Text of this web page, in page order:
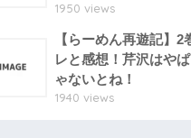
1950 views
【らーめん再遊記】2
レと感想！芹沢はや
ゃないとね！
1940 views